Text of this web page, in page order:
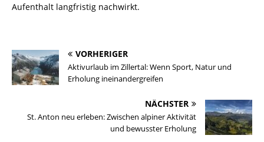
Aufenthalt langfristig nachwirkt.
VORHERIGER
Aktivurlaub im Zillertal: Wenn Sport, Natur und
Erholung ineinandergreifen
NÄCHSTER
St. Anton neu erleben: Zwischen alpiner Aktivität
und bewusster Erholung